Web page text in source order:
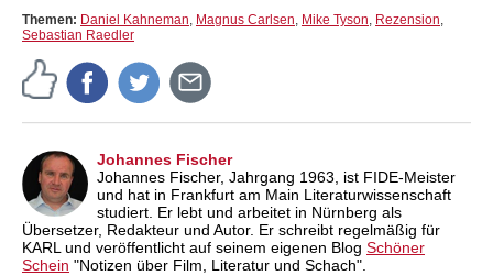
Themen: Daniel Kahneman, Magnus Carlsen, Mike Tyson, Rezension,
Sebastian Raedler
Johannes Fischer
Johannes Fischer, Jahrgang 1963, ist FIDE-Meister
und hat in Frankfurt am Main Literaturwissenschaft
studiert. Er lebt und arbeitet in Nürnberg als
Übersetzer, Redakteur und Autor. Er schreibt regelmäßig für
KARL und veröffentlicht auf seinem eigenen Blog Schöner
Schein "Notizen über Film, Literatur und Schach".